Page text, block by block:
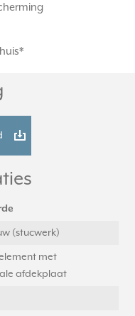
(stucwerk)
met
afdekplaat